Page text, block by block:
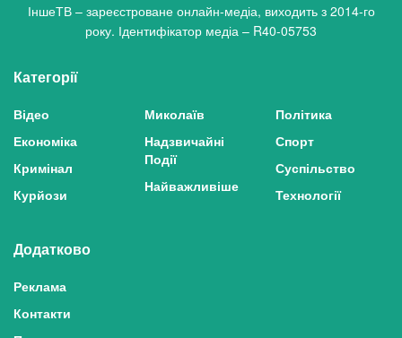
ІншеТВ – зареєстроване онлайн-медіа, виходить з 2014-го
року. Ідентифікатор медіа – R40-05753
Категорії
Відео
Економіка
Кримінал
Курйози
Миколаїв
Надзвичайні
Події
Найважливіше
Політика
Спорт
Суспільство
Технології
Додатково
Реклама
Контакти